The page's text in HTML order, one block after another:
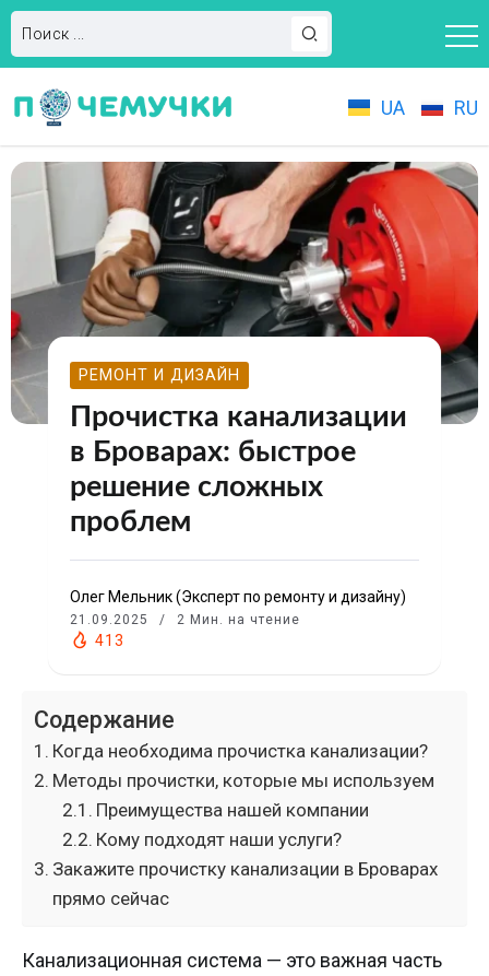
UA RU
РЕМОНТ И ДИЗАЙН
Прочистка канализации
в Броварах: быстрое
решение сложных
проблем
Олег Мельник (Эксперт по ремонту и дизайну)
21.09.2025 2 Мин. на чтение
413
Содержание
Когда необходима прочистка канализации?
Методы прочистки, которые мы используем
Преимущества нашей компании
Кому подходят наши услуги?
Закажите прочистку канализации в Броварах
прямо сейчас
Канализационная система — это важная часть